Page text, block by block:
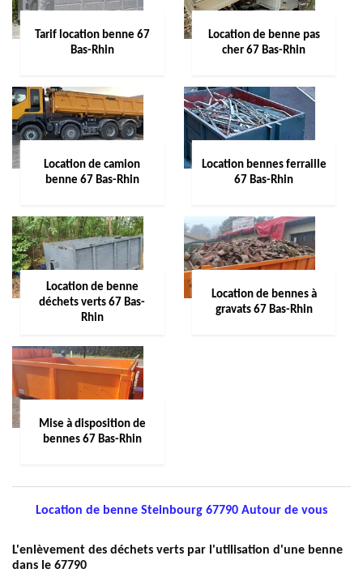
Tarif location benne 67
Bas-Rhin
Location de benne pas
cher 67 Bas-Rhin
Location de camion
benne 67 Bas-Rhin
Location bennes ferraille
67 Bas-Rhin
Location de benne
déchets verts 67 Bas-
Rhin
Location de bennes à
gravats 67 Bas-Rhin
Mise à disposition de
bennes 67 Bas-Rhin
Location de benne Steinbourg 67790 Autour de vous
L'enlèvement des déchets verts par l'utilisation d'une benne
dans le 67790